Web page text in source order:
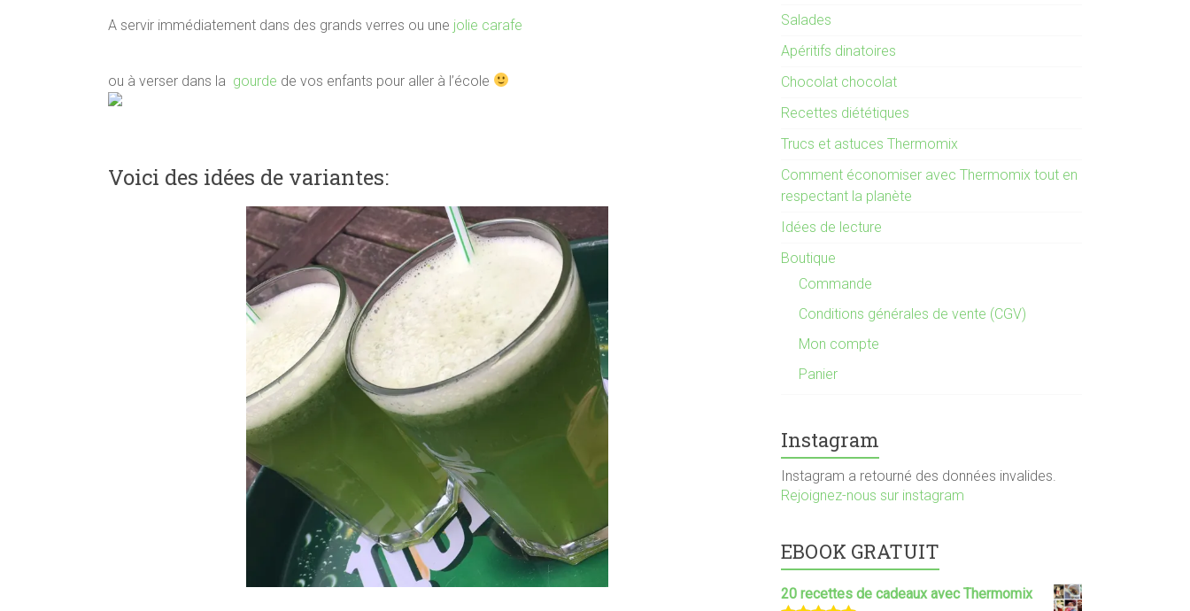
A servir immédiatement dans des grands verres ou une jolie carafe
ou à verser dans la gourde de vos enfants pour aller à l’école
Voici des idées de variantes:
Salades
Apéritifs dinatoires
Chocolat chocolat
Recettes diététiques
Trucs et astuces Thermomix
Comment économiser avec Thermomix tout en
respectant la planète
Idées de lecture
Boutique
Commande
Conditions générales de vente (CGV)
Mon compte
Panier
Instagram
Instagram a retourné des données invalides.
Rejoignez-nous sur instagram
EBOOK GRATUIT
20 recettes de cadeaux avec Thermomix